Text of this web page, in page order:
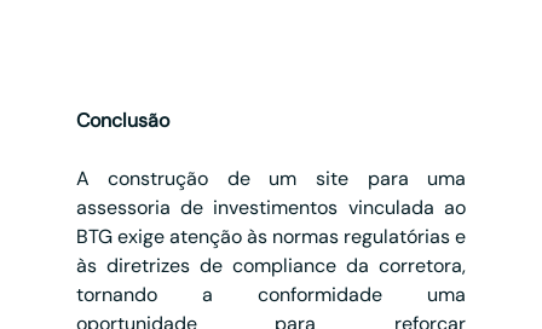
Conclusão
A construção de um site para uma
assessoria de investimentos vinculada ao
BTG exige atenção às normas regulatórias e
às diretrizes de compliance da corretora,
tornando a conformidade uma
oportunidade para reforçar